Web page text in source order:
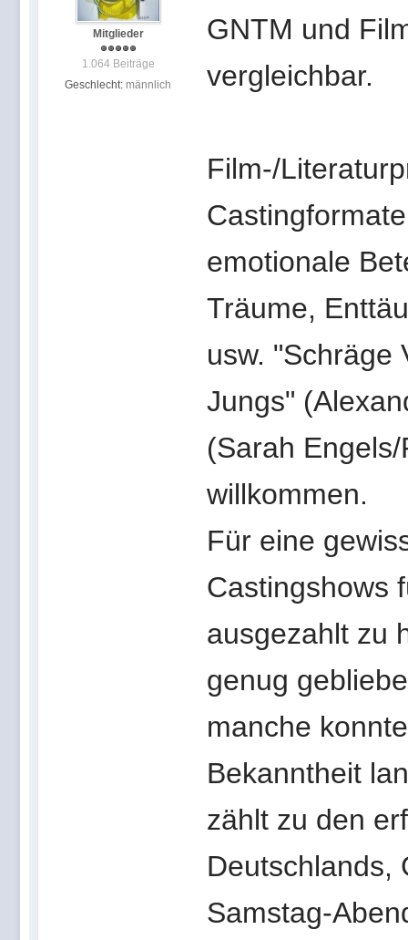
Mitglieder
1.064 Beiträge
Geschlecht: männlich
GNTM und
vergleichbar.
Film-/
emotionale
Träume,
usw. "Schräge
Jungs"
(Sarah
willkommen.
Für eine
Castingshows
ausgezahlt zu
genug
manche
Bekanntheit
zählt zu den
Deutschlands,
Samstag-